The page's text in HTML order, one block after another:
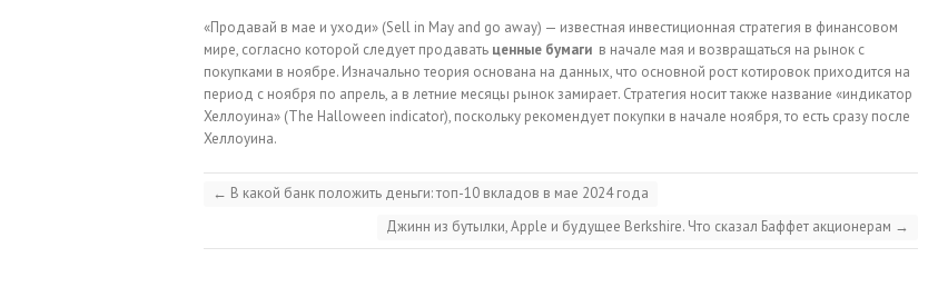
«Продавай в мае и уходи» (Sell in May and go away) — известная инвестиционная стратегия в финансовом
мире, согласно которой следует продавать ценные бумаги в начале мая и возвращаться на рынок с
покупками в ноябре. Изначально теория основана на данных, что основной рост котировок приходится на
период с ноября по апрель, а в летние месяцы рынок замирает. Стратегия носит также название «индикатор
Хеллоуина» (The Halloween indicator), поскольку рекомендует покупки в начале ноября, то есть сразу после
Хеллоуина.
← В какой банк положить деньги: топ-10 вкладов в мае 2024 года
Джинн из бутылки, Apple и будущее Berkshire. Что сказал Баффет акционерам →